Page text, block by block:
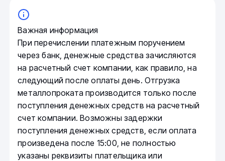
Важная информация
При перечислении платежным поручением
через банк, денежные средства зачисляются
на расчетный счет компании, как правило, на
следующий после оплаты день. Отгрузка
металлопроката производится только после
поступления денежных средств на расчетный
счет компании. Возможны задержки
поступления денежных средств, если оплата
произведена после 15:00, не полностью
указаны реквизиты плательщика или